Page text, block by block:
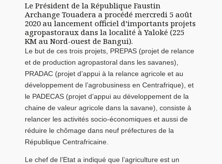
Le Président de la République Faustin
Archange Touadera a procédé mercredi 5 août
2020 au lancement officiel d’importants projets
agropastoraux dans la localité à Yaloké (225
KM au Nord-ouest de Bangui).
Le but de ces trois projets, PREPAS (projet de relance
et de production agropastoral dans les savanes),
PRADAC (projet d’appui à la relance agricole et au
développement de l’agrobusiness en Centrafrique), et
le PADECAS (projet d’appui au développement de la
chaine de valeur agricole dans la savane), consiste à
relancer les activités socio-économiques et aussi de
réduire le chômage dans neuf préfectures de la
République Centrafricaine.
Le chef de l’Etat a indiqué que l’agriculture est un